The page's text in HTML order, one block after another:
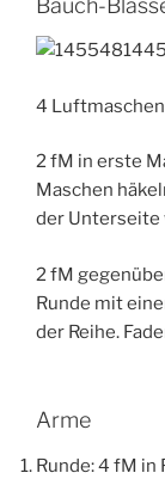
Bauch-
4
2 fM in erste
Maschen
der Unterseite
2 fM
Runde mit
der Reihe.
Arme
Runde: 4 fM in